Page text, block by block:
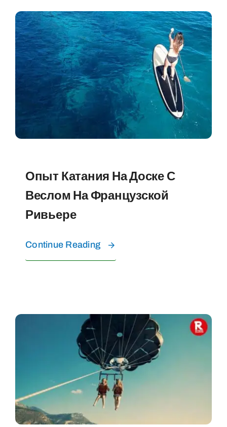
Опыт Катания На Доске С
Веслом На Французской
Ривьере
Continue Reading